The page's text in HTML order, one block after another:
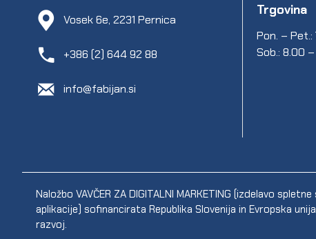
Vosek 6e, 2231 Pernica
+386 (2) 644 92 88
info@fabijan.si
Trgovina
Pon. – Pet.:
Sob.: 8.00
Naložbo VAVČER ZA DIGITALNI MARKETING (izdelavo
aplikacije) sofinancirata Republika Slovenija in Evropska
razvoj.